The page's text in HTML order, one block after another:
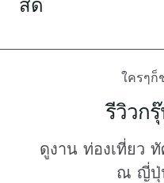
สด
ใครๆก็
รีวิวก
ดูงาน ท่องเที่ยว
ณ ญี่ปุ่